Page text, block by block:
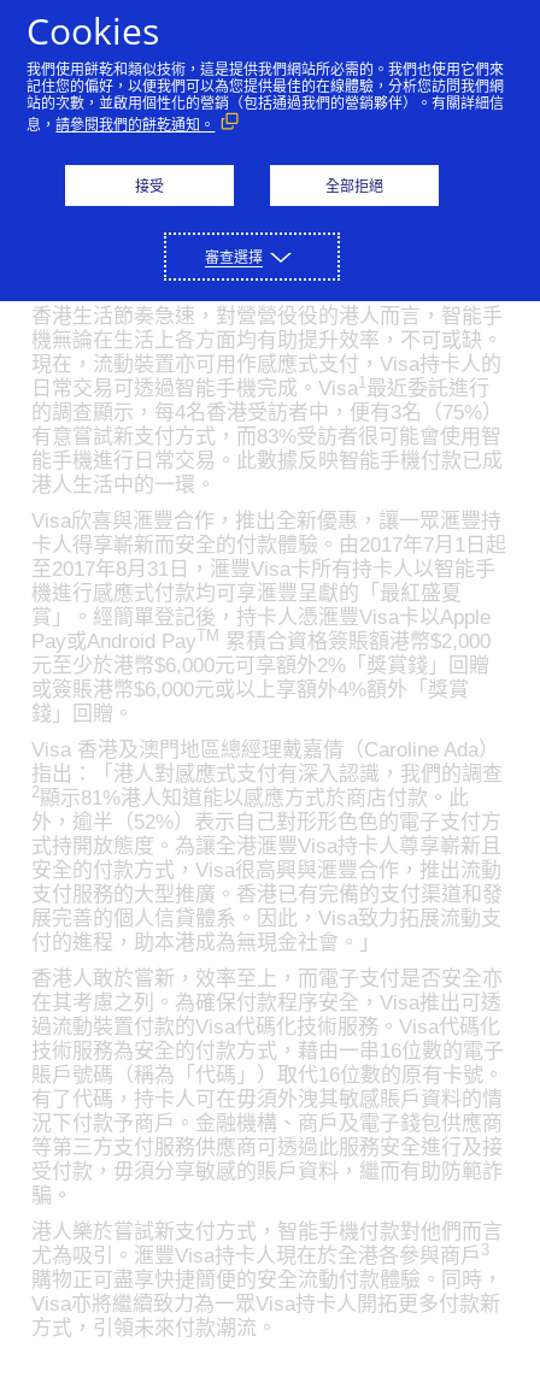
使用流動裝置成為港人的
嶄新支付工具
香港生活節奏急速，對營營役役的港人而言，智能手
機無論在生活上各方面均有助提升效率，不可或缺。
現在，流動裝置亦可用作感應式支付，Visa持卡人的
日常交易可透過智能手機完成。Visa1 最近委託進行
的調查顯示，每4名香港受訪者中，便有3名（75%）
有意嘗試新支付方式，而83%受訪者很可能會使用智
能手機進行日常交易。此數據反映智能手機付款已成
港人生活中的一環。
Visa欣喜與滙豐合作，推出全新優惠，讓一眾滙豐持
卡人得享嶄新而安全的付款體驗。由2017年7月1日起
至2017年8月31日，滙豐Visa卡所有持卡人以智能手
機進行感應式付款均可享滙豐呈獻的「最紅盛夏
賞」。經簡單登記後，持卡人憑滙豐Visa卡以Apple
Pay或Android PayTM 累積合資格簽賬額港幣$2,000
元至少於港幣$6,000元可享額外2%「獎賞錢」回贈
或簽賬港幣$6,000元或以上享額外4%額外「獎賞
錢」回贈。
Visa 香港及澳門地區總經理戴嘉倩（Caroline Ada）
指出：「港人對感應式支付有深入認識，我們的調查
2顯示81%港人知道能以感應方式於商店付款。此
外，逾半（52%）表示自己對形形色色的電子支付方
式持開放態度。為讓全港滙豐Visa持卡人尊享嶄新且
安全的付款方式，Visa很高興與滙豐合作，推出流動
支付服務的大型推廣。香港已有完備的支付渠道和發
展完善的個人信貸體系。因此，Visa致力拓展流動支
付的進程，助本港成為無現金社會。」
香港人敢於嘗新，效率至上，而電子支付是否安全亦
在其考慮之列。為確保付款程序安全，Visa推出可透
過流動裝置付款的Visa代碼化技術服務。Visa代碼化
技術服務為安全的付款方式，藉由一串16位數的電子
賬戶號碼（稱為「代碼」）取代16位數的原有卡號。
有了代碼，持卡人可在毋須外洩其敏感賬戶資料的情
況下付款予商戶。金融機構、商戶及電子錢包供應商
等第三方支付服務供應商可透過此服務安全進行及接
受付款，毋須分享敏感的賬戶資料，繼而有助防範詐
騙。
港人樂於嘗試新支付方式，智能手機付款對他們而言
尤為吸引。滙豐Visa持卡人現在於全港各參與商戶 3
購物正可盡享快捷簡便的安全流動付款體驗。同時，
Visa亦將繼續致力為一眾Visa持卡人開拓更多付款新
方式，引領未來付款潮流。
Cookies
我們使用餅乾和類似技術，這是提供我們網站所必需的。我們也使用它們來
記住您的偏好，以便我們可以為您提供最佳的在線體驗，分析您訪問我們網
站的次數，並啟用個性化的營銷（包括通過我們的營銷夥伴）。有關詳細信
息，請參閱我們的餅乾通知。
接受 全部拒絕
審查選擇